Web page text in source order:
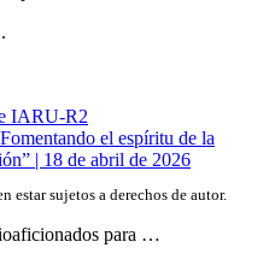
.
IARU-R2
el espíritu de la
| 18 de abril de 2026
estar sujetos a derechos de autor.
para …